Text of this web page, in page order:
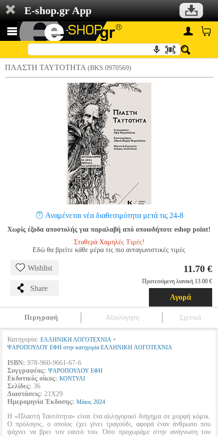
E-shop.gr App
ΠΛΑΣΤΗ ΤΑΥΤΟΤΗΤΑ (BKS.0970569)
Αναμένεται νέα διαθεσιμότητα μετά τις 24-8
Χωρίς έξοδα αποστολής για παραλαβή από οποιοδήποτε eshop point!
Σταθερά Χαμηλές Τιμές!
Εδώ θα βρείτε κάθε μέρα τις πιο ανταγωνιστικές τιμές
Wishlist
Share
11.70 €
Προτεινόμενη λιανική 13.00 €
Αγορά
Περιγραφή Αξιολόγηση Σχετικά
Κατηγορία: ΕΛΛΗΝΙΚΗ ΛΟΓΟΤΕΧΝΙΑ •
ΨΑΡΟΠΟΥΛΟΥ ΕΦΗ στην κατηγορία ΕΛΛΗΝΙΚΗ ΛΟΓΟΤΕΧΝΙΑ
ISBN: 978-960-9661-67-6
Συγγραφέας: ΨΑΡΟΠΟΥΛΟΥ ΕΦΗ
Εκδοτικός οίκος: ΚΟΝΤΥΛΙ
Σελίδες: 36
Διαστάσεις: 21Χ29
Ημερομηνία Έκδοσης: Μάιος 2024
Η «Πλαστή Ταυτότητα» είναι ένα αλληγορικό διήγημα σε μορφή κόμικ.
Ο πρόλογος, ο οποίος έχει γίνει τραγούδι, αφορά έναν άνθρωπο που
ψάχνει να βρει τον εαυτό του. Όσο προχωράμε στην ανάγνωση του